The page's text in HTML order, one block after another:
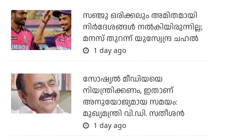
സഞ്ജു ഒരിക്കലും അമിതമായി
നിര്‍ദേശങ്ങള്‍ നല്‍കിയിരുന്നില്ല;
മനസ് തുറന്ന് യുസ്വേന്ദ്ര ചഹല്‍
1 day ago
സോഷ്യല്‍ മീഡിയയെ
നിയന്ത്രിക്കണം, ഇതാണ്
അനുയോജ്യമായ സമയം:
മുഖ്യമന്ത്രി വി.ഡി. സതീശന്‍
1 day ago